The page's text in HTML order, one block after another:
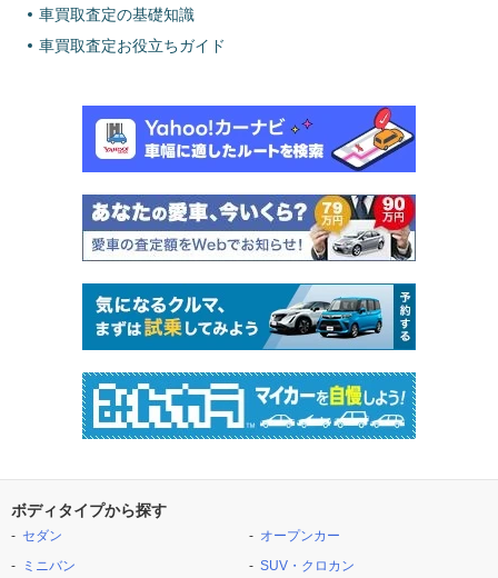
車買取査定の基礎知識
車買取査定お役立ちガイド
ボディタイプから探す
セダン
ミニバン
オープンカー
SUV・クロカン